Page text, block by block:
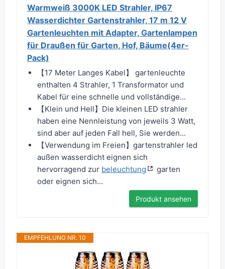
Warmweiß 3000K LED Strahler, IP67
Wasserdichter Gartenstrahler, 17 m 12 V
Gartenleuchten mit Adapter, Gartenlampen
für Draußen für Garten, Hof, Bäume(4er-
Pack)
【17 Meter Langes Kabel】 gartenleuchte
enthalten 4 Strahler, 1 Transformator und
Kabel für eine schnelle und vollständige...
【Klein und Hell】Die kleinen LED strahler
haben eine Nennleistung von jeweils 3 Watt,
sind aber auf jeden Fall hell, Sie werden...
【Verwendung im Freien】gartenstrahler led
außen wasserdicht eignen sich
hervorragend zur beleuchtung
garten
oder eignen sich...
Produkt ansehen
EMPFEHLUNG NR. 10